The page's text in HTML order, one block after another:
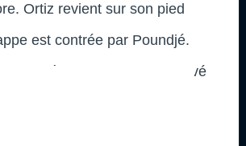
Ortiz revient sur son pied
est contrée par Poundjé.
pris à contre-pied, est sauvé
!